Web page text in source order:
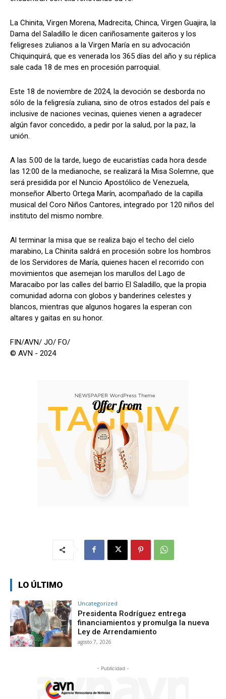
La Chinita, Virgen Morena, Madrecita, Chinca, Virgen Guajira, la
Dama del Saladillo le dicen cariñosamente gaiteros y los
feligreses zulianos a la Virgen María en su advocación
Chiquinquirá, que es venerada los 365 días del año y su réplica
sale cada 18 de mes en procesión parroquial.
Este 18 de noviembre de 2024, la devoción se desborda no
sólo de la feligresía zuliana, sino de otros estados del país e
inclusive de naciones vecinas, quienes vienen a agradecer
algún favor concedido, a pedir por la salud, por la paz, la
unión.
A las 5:00 de la tarde, luego de eucaristías cada hora desde
las 12:00 de la medianoche, se realizará la Misa Solemne, que
será presidida por el Nuncio Apostólico de Venezuela,
monseñor Alberto Ortega Marín, acompañado de la capilla
musical del Coro Niños Cantores, integrado por 120 niños del
instituto del mismo nombre.
Al terminar la misa que se realiza bajo el techo del cielo
marabino, La Chinita saldrá en procesión sobre los hombros
de los Servidores de María, quienes hacen el recorrido con
movimientos que asemejan los marullos del Lago de
Maracaibo por las calles del barrio El Saladillo, que la propia
comunidad adorna con globos y banderines celestes y
blancos, mientras que algunos hogares la esperan con
altares y gaitas en su honor.
FIN/AVN/ JO/ FO/
© AVN - 2024
LO ÚLTIMO
Uncategorized
Presidenta Rodríguez entrega
financiamientos y promulga la nueva
Ley de Arrendamiento
agosto 7, 2026
- Publicidad -